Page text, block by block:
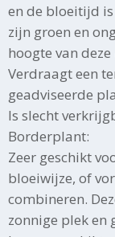
en de bloeitijd
zijn groen en
hoogte van deze
Verdraagt een
geadviseerde
Is slecht
Borderplant:
Zeer geschikt
bloeiwijze, of
combineren.
zonnige plek en